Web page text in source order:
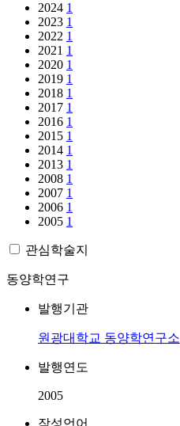
2024 1
2023 1
2022 1
2021 1
2020 1
2019 1
2018 1
2017 1
2016 1
2015 1
2014 1
2013 1
2008 1
2007 1
2006 1
2005 1
관심학술지
동양학연구
발행기관
원광대학교 동양학연구소
발행연도
2005
작성언어